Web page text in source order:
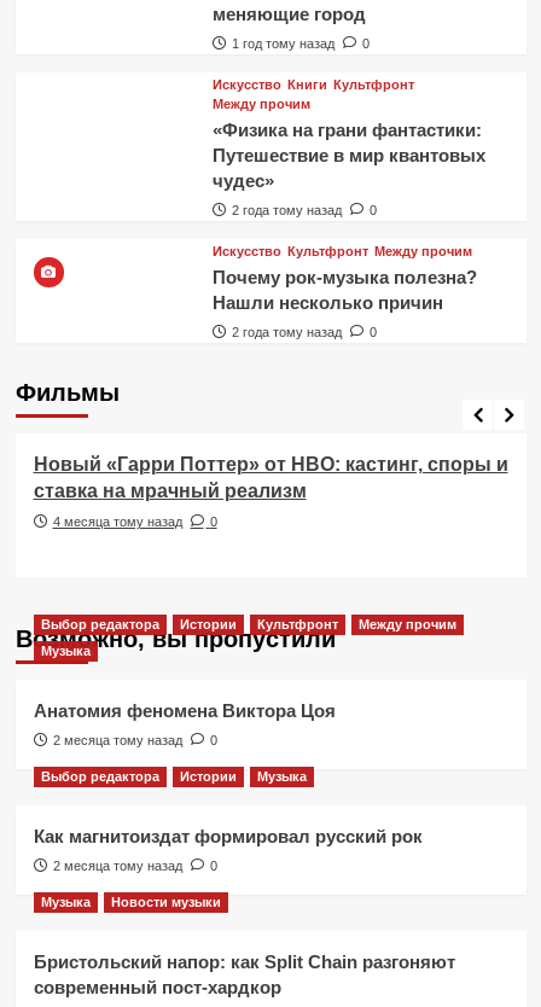
меняющие город
1 год тому назад 0
Искусство Книги Культфронт
Между прочим
«Физика на грани фантастики:
Путешествие в мир квантовых
чудес»
2 года тому назад 0
Искусство Культфронт Между прочим
Почему рок-музыка полезна?
Нашли несколько причин
2 года тому назад 0
Фильмы
Фильмы
Новый «Гарри Поттер» от HBO: кастинг, споры и
ставка на мрачный реализм
4 месяца тому назад 0
Возможно, вы пропустили
Выбор редактора Истории Культфронт
Между прочим
Музыка
Анатомия феномена Виктора Цоя
2 месяца тому назад 0
Выбор редактора Истории Музыка
Как магнитоиздат формировал русский рок
2 месяца тому назад 0
Музыка Новости музыки
Бристольский напор: как Split Chain разгоняют
современный пост-хардкор